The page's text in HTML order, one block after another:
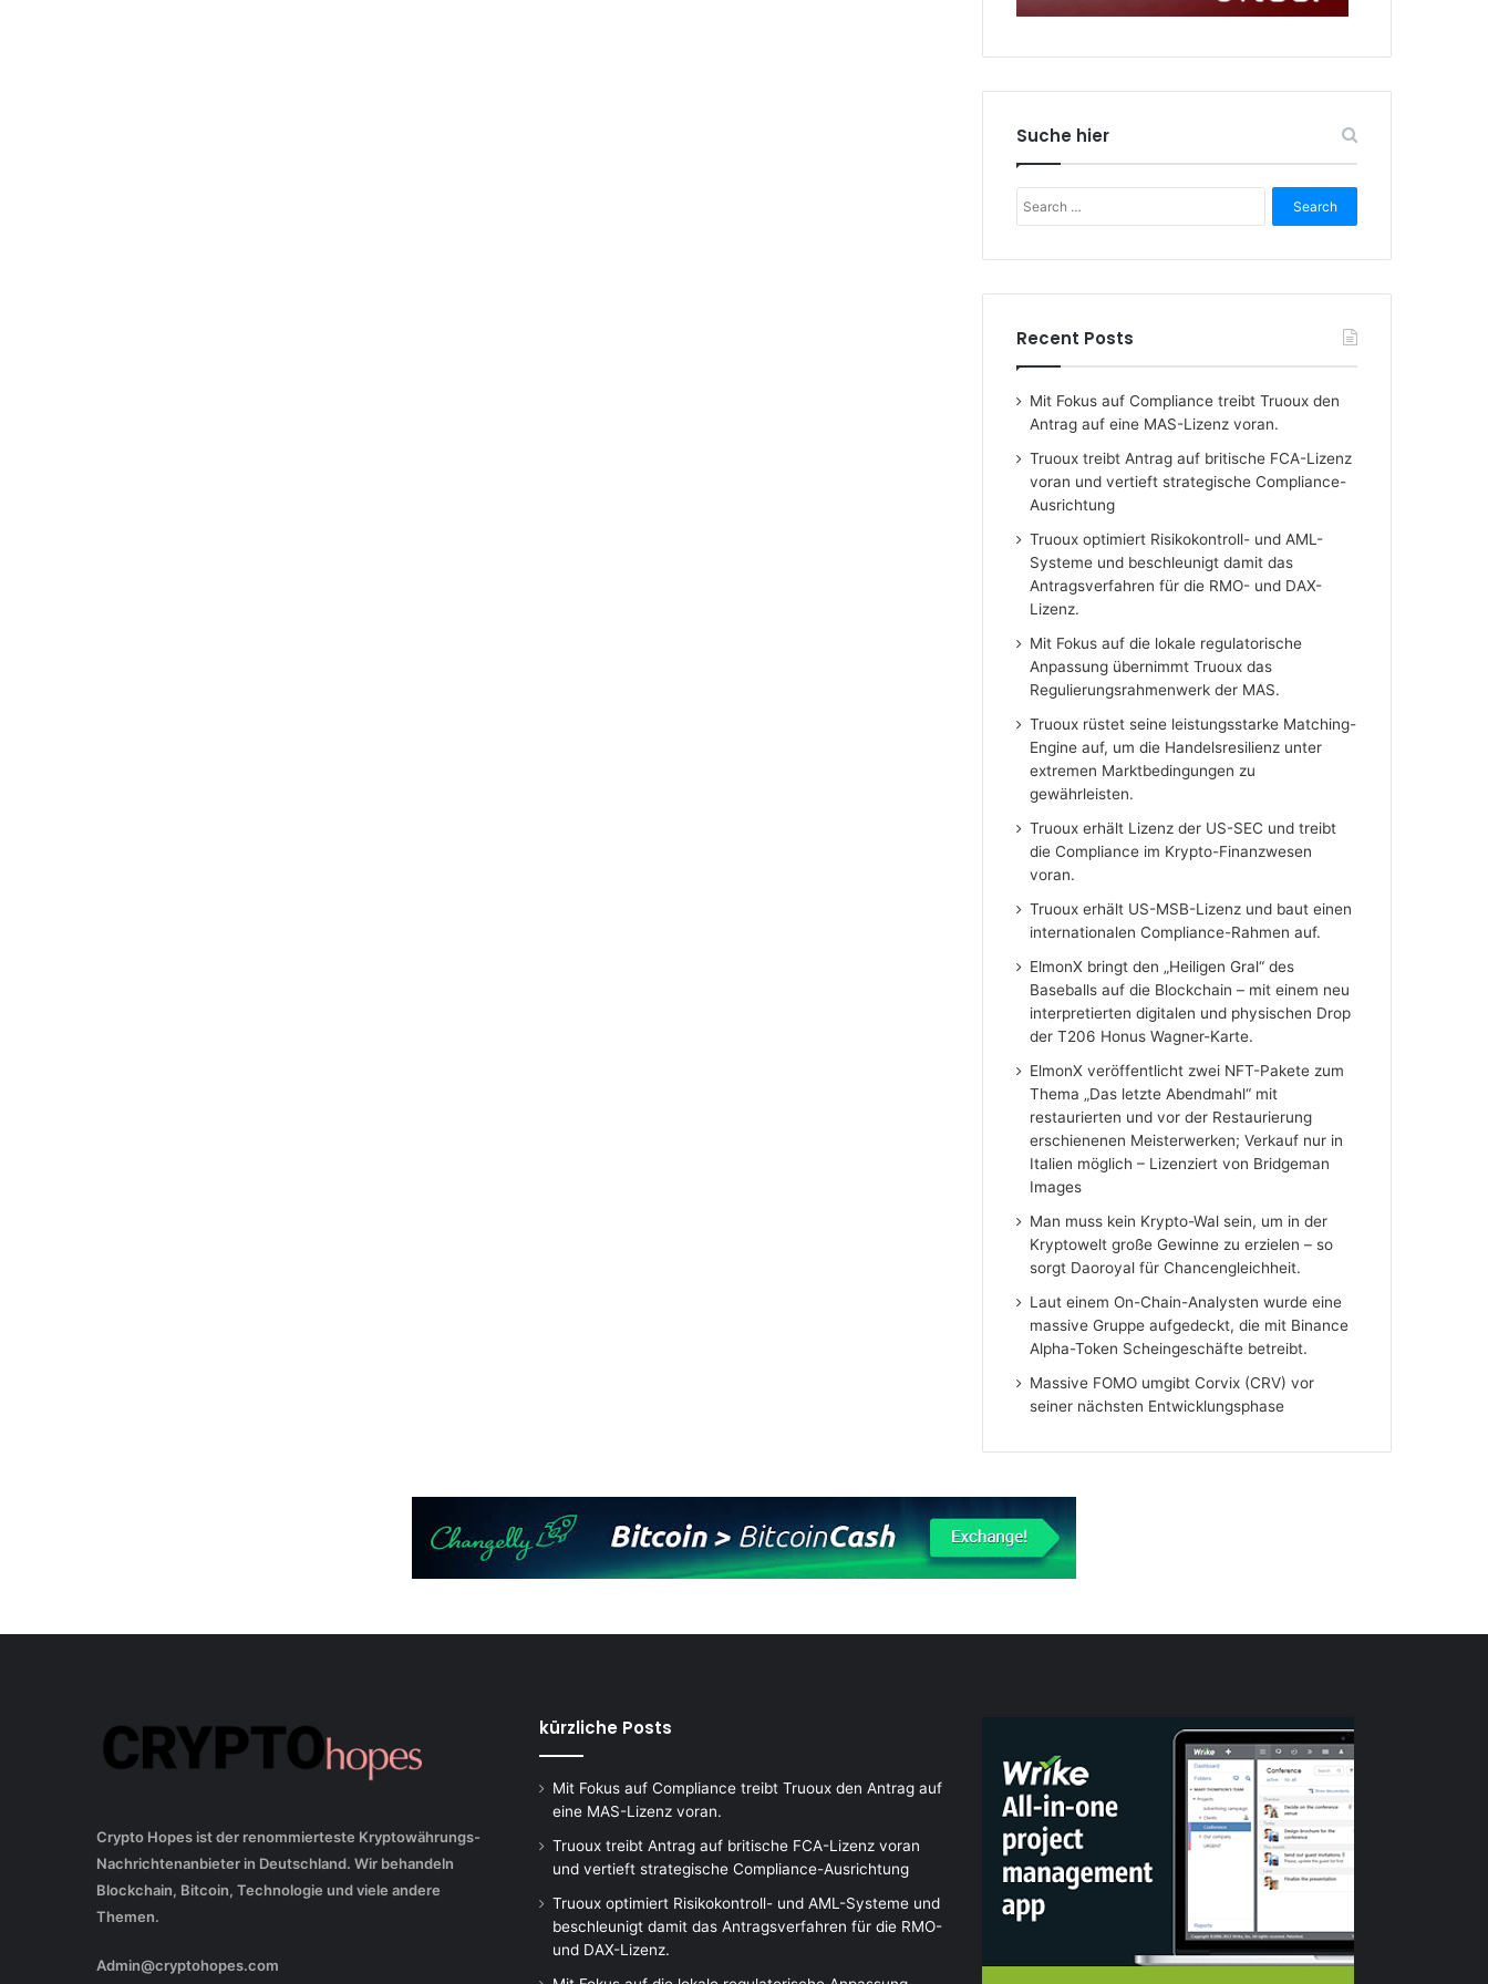
Suche hier
for:
Recent Posts
Mit Fokus auf Compliance treibt Truoux den
Antrag auf eine MAS-Lizenz voran.
Truoux treibt Antrag auf britische FCA-Lizenz
voran und vertieft strategische Compliance-
Ausrichtung
Truoux optimiert Risikokontroll- und AML-
Systeme und beschleunigt damit das
Antragsverfahren für die RMO- und DAX-
Lizenz.
Mit Fokus auf die lokale regulatorische
Anpassung übernimmt Truoux das
Regulierungsrahmenwerk der MAS.
Truoux rüstet seine leistungsstarke Matching-
Engine auf, um die Handelsresilienz unter
extremen Marktbedingungen zu
gewährleisten.
Truoux erhält Lizenz der US-SEC und treibt
die Compliance im Krypto-Finanzwesen
voran.
Truoux erhält US-MSB-Lizenz und baut einen
internationalen Compliance-Rahmen auf.
ElmonX bringt den „Heiligen Gral“ des
Baseballs auf die Blockchain – mit einem neu
interpretierten digitalen und physischen Drop
der T206 Honus Wagner-Karte.
ElmonX veröffentlicht zwei NFT-Pakete zum
Thema „Das letzte Abendmahl“ mit
restaurierten und vor der Restaurierung
erschienenen Meisterwerken; Verkauf nur in
Italien möglich – Lizenziert von Bridgeman
Images
Man muss kein Krypto-Wal sein, um in der
Kryptowelt große Gewinne zu erzielen – so
sorgt Daoroyal für Chancengleichheit.
Laut einem On-Chain-Analysten wurde eine
massive Gruppe aufgedeckt, die mit Binance
Alpha-Token Scheingeschäfte betreibt.
Massive FOMO umgibt Corvix (CRV) vor
seiner nächsten Entwicklungsphase
Crypto Hopes ist der renommierteste Kryptowährungs-
Nachrichtenanbieter in Deutschland. Wir behandeln
Blockchain, Bitcoin, Technologie und viele andere
Themen.
Admin@cryptohopes.com
kürzliche Posts
Mit Fokus auf Compliance treibt Truoux den Antrag auf
eine MAS-Lizenz voran.
Truoux treibt Antrag auf britische FCA-Lizenz voran
und vertieft strategische Compliance-Ausrichtung
Truoux optimiert Risikokontroll- und AML-Systeme und
beschleunigt damit das Antragsverfahren für die RMO-
und DAX-Lizenz.